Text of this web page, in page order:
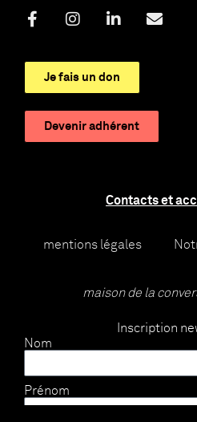
Je fais un don
Devenir adhérent
Contacts et
mentions légales
maison de la
Inscription
Nom
Prénom